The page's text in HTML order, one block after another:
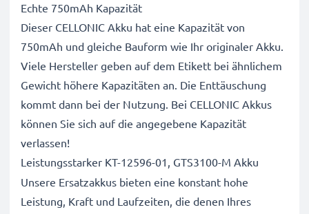
Echte 750mAh Kapazität
Dieser CELLONIC Akku hat eine Kapazität von
750mAh und gleiche Bauform wie Ihr originaler Akku.
Viele Hersteller geben auf dem Etikett bei ähnlichem
Gewicht höhere Kapazitäten an. Die Enttäuschung
kommt dann bei der Nutzung. Bei CELLONIC Akkus
können Sie sich auf die angegebene Kapazität
verlassen!
Leistungsstarker KT-12596-01, GTS3100-M Akku
Unsere Ersatzakkus bieten eine konstant hohe
Leistung, Kraft und Laufzeiten, die denen Ihres